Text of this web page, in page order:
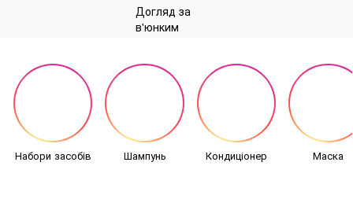
Набори засобів Шампунь Кондиціонер Маска